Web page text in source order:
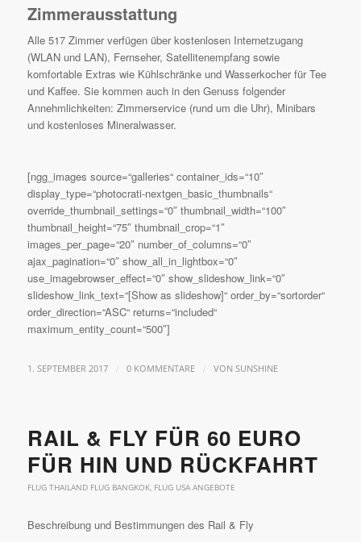
Zimmerausstattung
Alle 517 Zimmer verfügen über kostenlosen Internetzugang
(WLAN und LAN), Fernseher, Satellitenempfang sowie
komfortable Extras wie Kühlschränke und Wasserkocher für Tee
und Kaffee. Sie kommen auch in den Genuss folgender
Annehmlichkeiten: Zimmerservice (rund um die Uhr), Minibars
und kostenloses Mineralwasser.
[ngg_images source=“galleries“ container_ids=“10″
display_type=“photocrati-nextgen_basic_thumbnails“
override_thumbnail_settings=“0″ thumbnail_width=“100″
thumbnail_height=“75″ thumbnail_crop=“1″
images_per_page=“20″ number_of_columns=“0″
ajax_pagination=“0″ show_all_in_lightbox=“0″
use_imagebrowser_effect=“0″ show_slideshow_link=“0″
slideshow_link_text=“[Show as slideshow]“ order_by=“sortorder“
order_direction=“ASC“ returns=“included“
maximum_entity_count=“500″]
1. SEPTEMBER 2017 / 0 KOMMENTARE / VON SUNSHINE
RAIL & FLY FÜR 60 EURO
FÜR HIN UND RÜCKFAHRT
FLUG THAILAND FLUG BANGKOK, FLUG USA ANGEBOTE
Beschreibung und Bestimmungen des Rail & Fly